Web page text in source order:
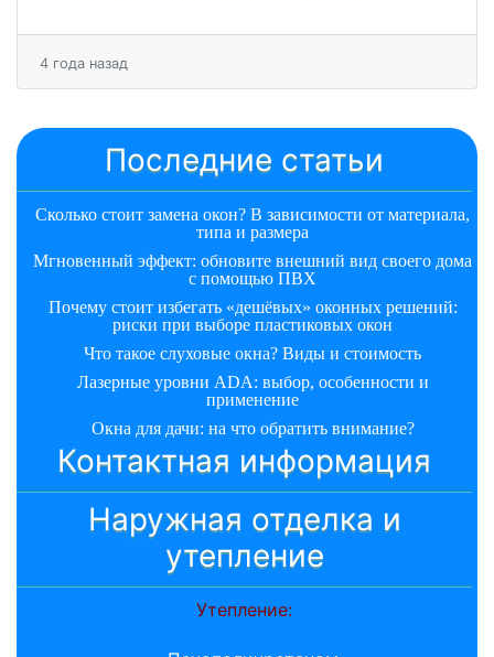
4 года назад
Последние статьи
Сколько стоит замена окон? В зависимости от материала,
типа и размера
Мгновенный эффект: обновите внешний вид своего дома
с помощью ПВХ
Почему стоит избегать «дешёвых» оконных решений:
риски при выборе пластиковых окон
Что такое слуховые окна? Виды и стоимость
Лазерные уровни ADA: выбор, особенности и
применение
Окна для дачи: на что обратить внимание?
Контактная информация
Наружная отделка и
утепление
Утепление: